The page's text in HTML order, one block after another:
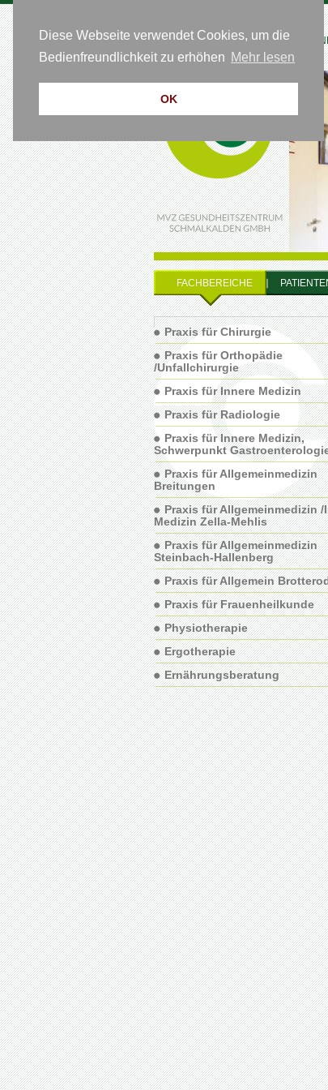
Diese Webseite verwendet Cookies, um die
Bedienfreundlichkeit zu erhöhen Mehr lesen
OK
FACHBEREICHE
Praxis für Chirurgie
Praxis für Orthopädie
/Unfallchirurgie
Praxis für Innere Medizin
Praxis für Radiologie
Praxis für Innere Medizin,
Schwerpunkt
Praxis für Allgemeinmedizin
Breitungen
Praxis für Allgemeinmedizin /
Medizin Zella-Mehlis
Praxis für Allgemeinmedizin
Steinbach-Hallenberg
Praxis für Allgemein
Praxis für Frauenheilkunde
Physiotherapie
Ergotherapie
Ernährungsberatung